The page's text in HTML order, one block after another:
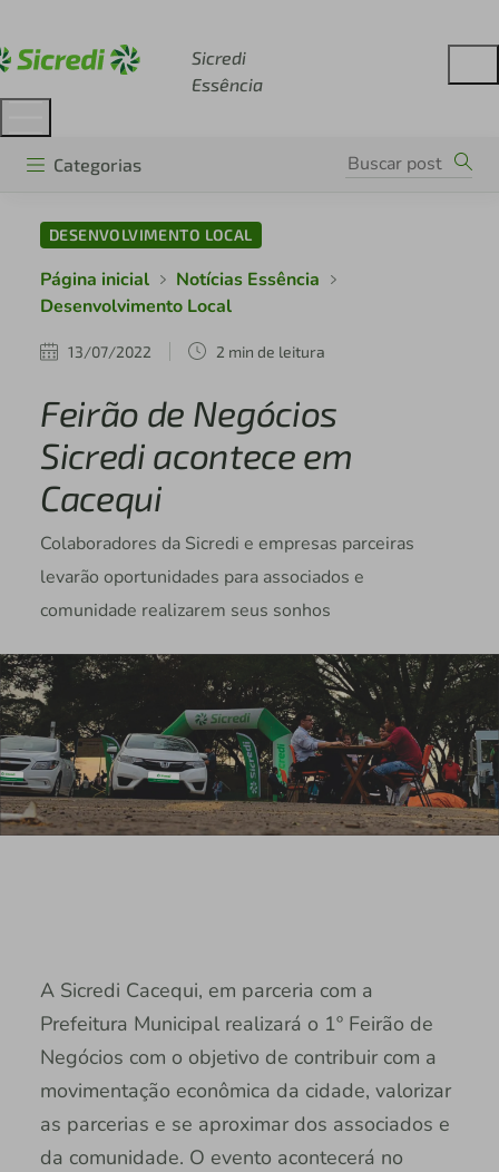
Sicredi
Essência
Categorias
DESENVOLVIMENTO LOCAL
Página inicial
Notícias Essência
Desenvolvimento Local
13/07/2022 2 min de leitura
Feirão de Negócios
Sicredi acontece em
Cacequi
Colaboradores da Sicredi e empresas parceiras
levarão oportunidades para associados e
comunidade realizarem seus sonhos
A Sicredi Cacequi, em parceria com a
Prefeitura Municipal realizará o 1º Feirão de
Negócios com o objetivo de contribuir com a
movimentação econômica da cidade, valorizar
as parcerias e se aproximar dos associados e
da comunidade. O evento acontecerá no